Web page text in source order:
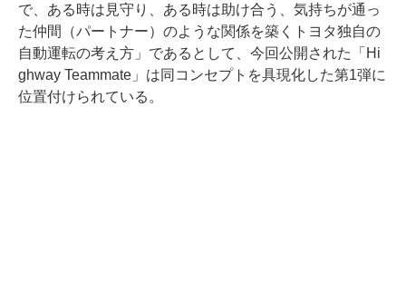
で、ある時は見守り、ある時は助け合う、気持ちが通っ
た仲間（パートナー）のような関係を築くトヨタ独自の
自動運転の考え方」であるとして、今回公開された「Hi
ghway Teammate」は同コンセプトを具現化した第1弾に
位置付けられている。